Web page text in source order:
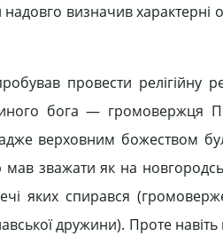
визначив характерні
провести релігійну
бога — громовержця
адже верховним божеством
зважати як на
яких спирався
дружини). Проте навіть